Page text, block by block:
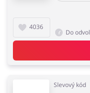
4036
Do
Slevový kód